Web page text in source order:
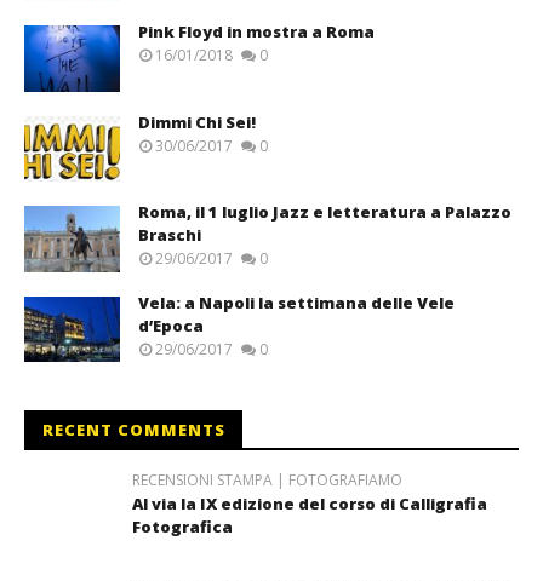
Pink Floyd in mostra a Roma
16/01/2018 0
Dimmi Chi Sei!
30/06/2017 0
Roma, il 1 luglio Jazz e letteratura a Palazzo
Braschi
29/06/2017 0
Vela: a Napoli la settimana delle Vele
d’Epoca
29/06/2017 0
RECENT COMMENTS
RECENSIONI STAMPA | FOTOGRAFIAMO
Al via la IX edizione del corso di Calligrafia
Fotografica